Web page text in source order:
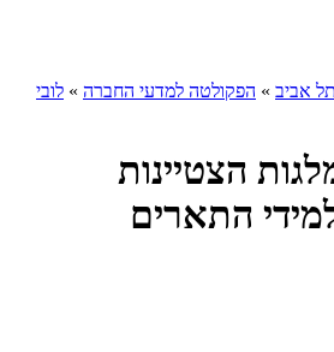
אביב » הפקולטה למדעי החברה » לובי
הצטיינות
התארים